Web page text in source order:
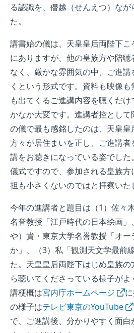
る認識を、僭越（せんえつ）な
た。
講書始の儀は、天皇皇后両陛下
にありますが、他の皇族方や陪
なく、厳かな雰囲気の中、ご進
くという形式です。資料も映像
も出てくるご進講内容を聴くだ
かなか大変です。進講者控とし
の儀で最も感銘したのは、天皇
方々が居住まいを正し、ご進講
講をお聴きになっている姿でし
儀式ですので、参加される皇族
担も小さくないのではと拝察いた
今年の進講者と題目は（1）佐々
名誉教授「江戸時代の日本絵画」
や）貴・東京大学名誉教授「オ
か」、（3）私「観測天文学最前
た。天皇皇后両陛下はじめ皇族
ら聴いてくださっている様子が
講梗概は宮内庁ホームページ
の様子はテレビ東京のYouTube
で、ご進講後、分かりやすく面